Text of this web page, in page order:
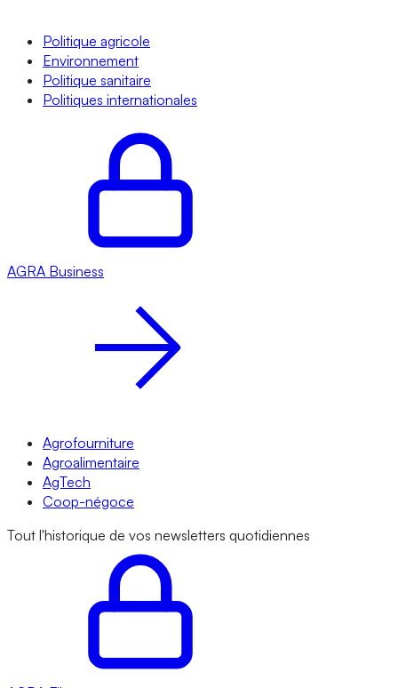
Politique agricole
Environnement
Politique sanitaire
Politiques internationales
AGRA Business
Agrofourniture
Agroalimentaire
AgTech
Coop-négoce
Tout l'historique de vos newsletters quotidiennes